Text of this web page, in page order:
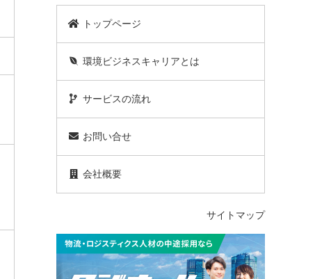
トップページ
環境ビジネスキャリアとは
サービスの流れ
お問い合せ
会社概要
サイトマップ